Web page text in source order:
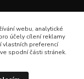
webu, analytické
účely cílení reklamy
vlastních preferencí
spodní části stránek.